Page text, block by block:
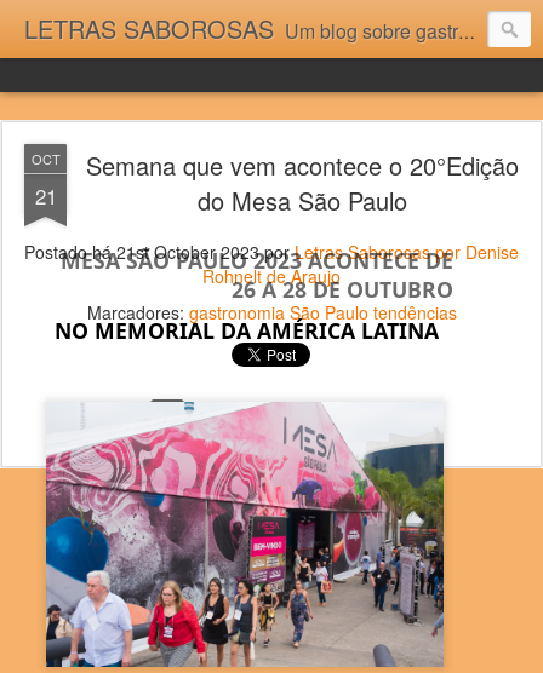
LETRAS SABOROSAS Um blog sobre gastronomia para as pessoas que gostam da boa cozinha. Dicas, receitas, notícias gastronômicas e viagens do Caburaí ao Chuí. Vou adorar tê-los na minha cozinha acima do Equador.
OCT
21
Semana que vem acontece o 20°Edição
do Mesa São Paulo
MESA SÃO PAULO 2023 ACONTECE DE
26 A 28 DE OUTUBRO
NO MEMORIAL DA AMÉRICA LATINA
Postado há21st October 2023porLetras Saborosas por Denise
Rohnelt de Araujo
Marcadores: gastronomia São Paulo tendências
Adicionar um comentário